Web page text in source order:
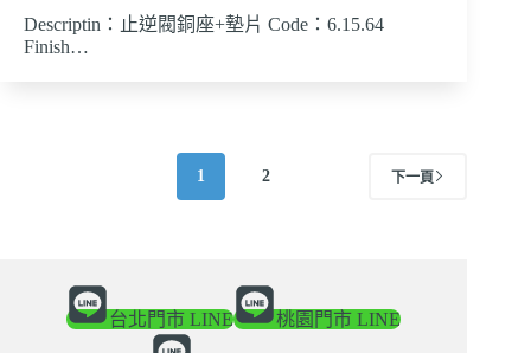
Descriptin：止逆閥銅座+墊片 Code：6.15.64
Finish…
1 2 下一頁
台北門市 LINE 桃園門市 LINE